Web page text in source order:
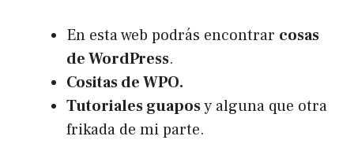
En esta web podrás encontrar cosas
de WordPress.
Cositas de WPO.
Tutoriales guaposy alguna que otra
frikada de mi parte.